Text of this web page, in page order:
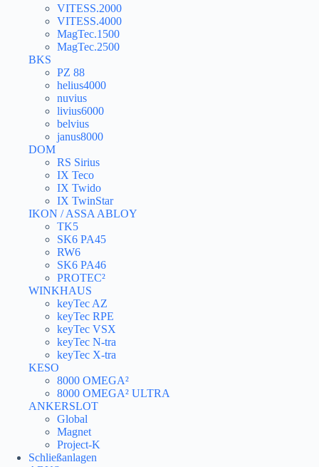
VITESS.2000
VITESS.4000
MagTec.1500
MagTec.2500
BKS
PZ 88
helius4000
nuvius
livius6000
belvius
janus8000
DOM
RS Sirius
IX Teco
IX Twido
IX TwinStar
IKON / ASSA ABLOY
TK5
SK6 PA45
RW6
SK6 PA46
PROTEC²
WINKHAUS
keyTec AZ
keyTec RPE
keyTec VSX
keyTec N-tra
keyTec X-tra
KESO
8000 OMEGA²
8000 OMEGA² ULTRA
ANKERSLOT
Global
Magnet
Project-K
Schließanlagen